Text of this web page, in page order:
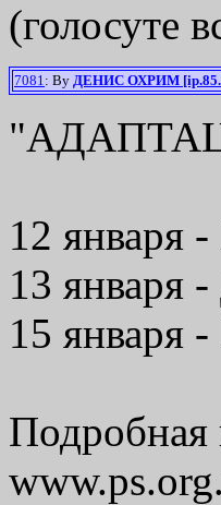
(голосуте
7081: By ДЕНИС ОХРИМ
12 января
13 января
15 января